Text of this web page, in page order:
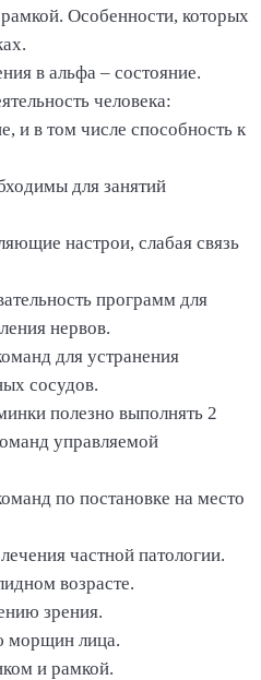
Особенности, которых
в альфа – состояние.
человека:
и в том числе способность к
для занятий
настрои, слабая связь
программ для
нервов.
для устранения
сосудов.
полезно выполнять 2
управляемой
по постановке на место
частной патологии.
возрасте.
зрения.
морщин лица.
и рамкой.